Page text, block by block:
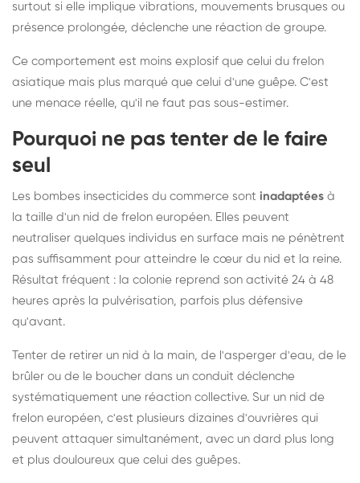
surtout si elle implique vibrations, mouvements brusques ou
présence prolongée, déclenche une réaction de groupe.
Ce comportement est moins explosif que celui du frelon
asiatique mais plus marqué que celui d'une guêpe. C'est
une menace réelle, qu'il ne faut pas sous-estimer.
Pourquoi ne pas tenter de le faire
seul
Les bombes insecticides du commerce sont inadaptées à
la taille d'un nid de frelon européen. Elles peuvent
neutraliser quelques individus en surface mais ne pénètrent
pas suffisamment pour atteindre le cœur du nid et la reine.
Résultat fréquent : la colonie reprend son activité 24 à 48
heures après la pulvérisation, parfois plus défensive
qu'avant.
Tenter de retirer un nid à la main, de l'asperger d'eau, de le
brûler ou de le boucher dans un conduit déclenche
systématiquement une réaction collective. Sur un nid de
frelon européen, c'est plusieurs dizaines d'ouvrières qui
peuvent attaquer simultanément, avec un dard plus long
et plus douloureux que celui des guêpes.